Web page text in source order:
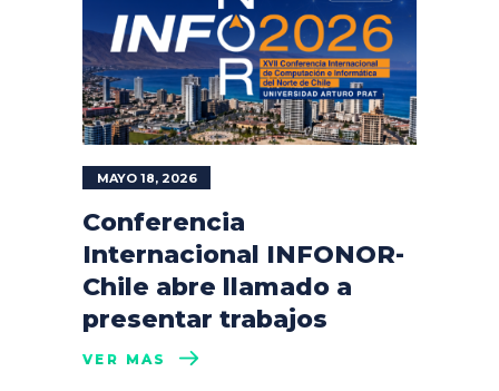
MAYO 18, 2026
Conferencia
Internacional INFONOR-
Chile abre llamado a
presentar trabajos
VER MÁS